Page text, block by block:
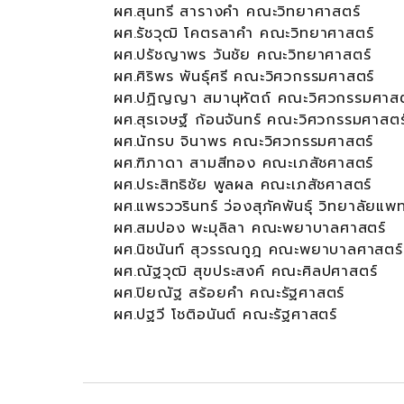
ผศ.สุนทรี สารางคำ คณะวิทยาศาสตร์
ผศ.รัชวุฒิ โคตรลาคำ คณะวิทยาศาสตร์
ผศ.ปรัชญาพร วันชัย คณะวิทยาศาสตร์
ผศ.ศิริพร พันธุ์ศรี คณะวิศวกรรมศาสตร์
ผศ.ปฏิญญา สมานุหัตถ์ คณะวิศวกรรมศาส
ผศ.สุรเจษฐ์ ก้อนจันทร์ คณะวิศวกรรมศาสต
ผศ.นักรบ จินาพร คณะวิศวกรรมศาสตร์
ผศ.ฑิภาดา สามสีทอง คณะเภสัชศาสตร์
ผศ.ประสิทธิชัย พูลผล คณะเภสัชศาสตร์
ผศ.แพรววรินทร์ ว่องสุภัคพันธุ์ วิทยาลัยแพท
ผศ.สมปอง พะมุลิลา คณะพยาบาลศาสตร์
ผศ.นิชนันท์ สุวรรณกูฎ คณะพยาบาลศาสตร์
ผศ.ณัฐวุฒิ สุขประสงค์ คณะศิลปศาสตร์
ผศ.ปิยณัฐ สร้อยคำ คณะรัฐศาสตร์
ผศ.ปฐวี โชติอนันต์ คณะรัฐศาสตร์